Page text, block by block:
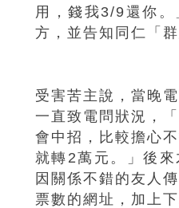
用，錢我3/9還你
方，並告知同仁「群
受害苦主說，當晚
一直致電問狀況，
會中招，比較擔心
就轉2萬元。」後
因關係不錯的友人
票數的網址，加上